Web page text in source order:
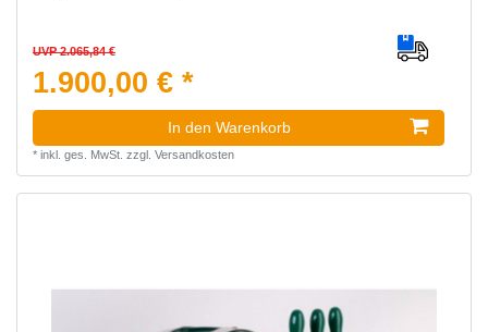
UVP 2.065,84 €
1.900,00 € *
In den Warenkorb
* inkl. ges. MwSt. zzgl. Versandkosten